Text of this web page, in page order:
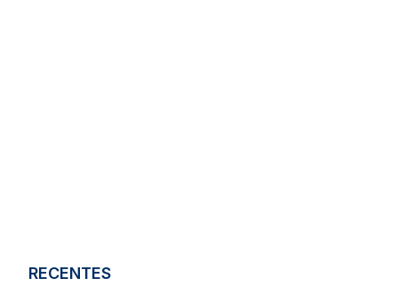
RECENTES